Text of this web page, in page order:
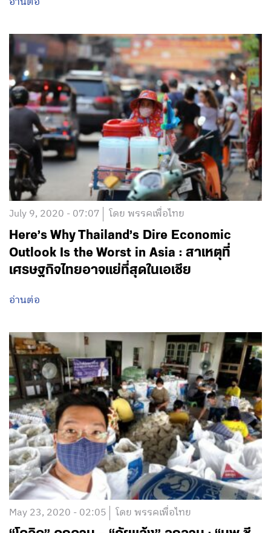
July 25, 2020 - 06:07 โดย พรรคเพื่อไทย
ส.ส.ศรัณย์ ทิมสุวรรณ : เปิดแมพ…ร่าง
กฎหมาย อี-สปอร์ต
อ่านต่อ
July 9, 2020 - 07:07 โดย พรรคเพื่อไทย
Here’s Why Thailand’s Dire Economic
Outlook Is the Worst in Asia : สาเหตุที่
เศรษฐกิจไทยอาจแย่ที่สุดในเอเชีย
อ่านต่อ